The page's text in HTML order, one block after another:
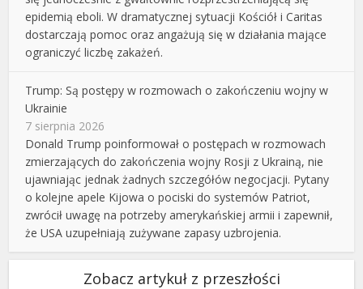
epidemią eboli. W dramatycznej sytuacji Kościół i Caritas
dostarczają pomoc oraz angażują się w działania mające
ograniczyć liczbę zakażeń.
Trump: Są postępy w rozmowach o zakończeniu wojny w
Ukrainie
7 sierpnia 2026
Donald Trump poinformował o postępach w rozmowach
zmierzających do zakończenia wojny Rosji z Ukrainą, nie
ujawniając jednak żadnych szczegółów negocjacji. Pytany
o kolejne apele Kijowa o pociski do systemów Patriot,
zwrócił uwagę na potrzeby amerykańskiej armii i zapewnił,
że USA uzupełniają zużywane zapasy uzbrojenia.
Zobacz artykuł z przeszłości